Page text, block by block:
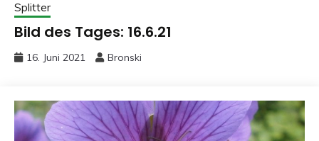
Splitter
Bild des Tages: 16.6.21
16. Juni 2021 Bronski